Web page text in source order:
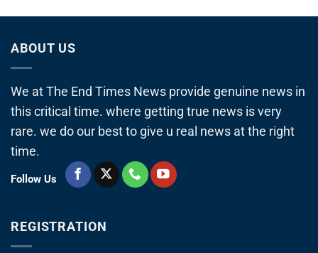
ABOUT US
We at The End Times News provide genuine news in
this critical time. where getting true news is very
rare. we do our best to give u real news at the right
time.
Follow Us
REGISTRATION